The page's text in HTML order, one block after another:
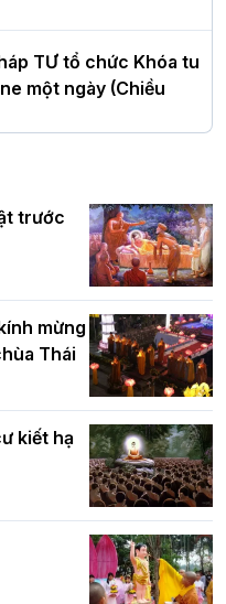
tỉnh
Đề trang
–
TP.
hành,
TƯ tổ chức Khóa tu
một ngày (Chiều
TƯ tổ chức Khóa tu
một ngày (Sáng
nước của Phật giáo
tín Phần 9: Giải thích
trước
mừng
Thái
kiết hạ